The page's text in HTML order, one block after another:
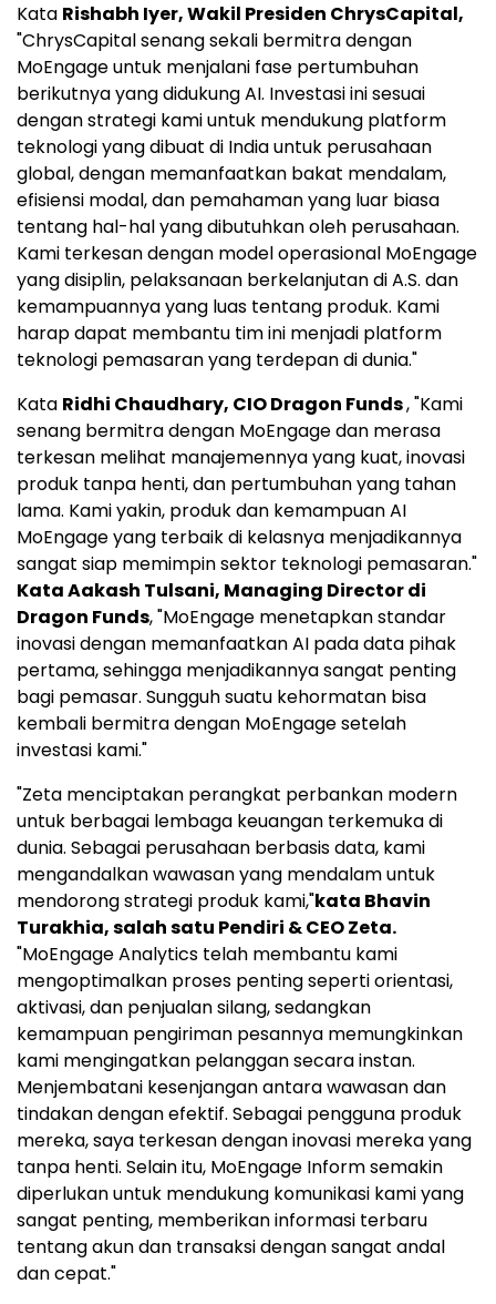
Kata Rishabh Iyer, Wakil Presiden ChrysCapital,
"ChrysCapital senang sekali bermitra dengan
MoEngage untuk menjalani fase pertumbuhan
berikutnya yang didukung AI. Investasi ini sesuai
dengan strategi kami untuk mendukung platform
teknologi yang dibuat di Indiauntuk perusahaan
global, dengan memanfaatkan bakat mendalam,
efisiensi modal, dan pemahaman yang luar biasa
tentang hal-hal yang dibutuhkan oleh perusahaan.
Kami terkesan dengan model operasional MoEngage
yang disiplin, pelaksanaan berkelanjutan di A.S. dan
kemampuannya yang luas tentang produk. Kami
harap dapat membantu tim ini menjadi platform
teknologi pemasaran yang terdepan di dunia."
Kata Ridhi Chaudhary, CIO Dragon Funds, "Kami
senang bermitra dengan MoEngage dan merasa
terkesan melihat manajemennya yang kuat, inovasi
produk tanpa henti, dan pertumbuhan yang tahan
lama. Kami yakin, produk dan kemampuan AI
MoEngage yang terbaik di kelasnya menjadikannya
sangat siap memimpin sektor teknologi pemasaran."
Kata Aakash Tulsani, Managing Director di
Dragon Funds, "MoEngage menetapkan standar
inovasi dengan memanfaatkan AI pada data pihak
pertama, sehingga menjadikannya sangat penting
bagi pemasar. Sungguh suatu kehormatan bisa
kembali bermitra dengan MoEngage setelah
investasi kami."
"Zeta menciptakan perangkat perbankan modern
untuk berbagai lembaga keuangan terkemuka di
dunia. Sebagai perusahaan berbasis data, kami
mengandalkan wawasan yang mendalam untuk
mendorong strategi produk kami,"kata Bhavin
Turakhia, salah satu Pendiri & CEO Zeta.
"MoEngage Analytics telah membantu kami
mengoptimalkan proses penting seperti orientasi,
aktivasi, dan penjualan silang, sedangkan
kemampuan pengiriman pesannya memungkinkan
kami mengingatkan pelanggan secara instan.
Menjembatani kesenjangan antara wawasan dan
tindakan dengan efektif. Sebagai pengguna produk
mereka, saya terkesan dengan inovasi mereka yang
tanpa henti. Selain itu, MoEngage Inform semakin
diperlukan untuk mendukung komunikasi kami yang
sangat penting, memberikan informasi terbaru
tentang akun dan transaksi dengan sangat andal
dan cepat."